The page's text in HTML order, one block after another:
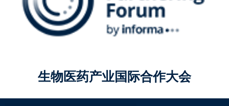
生物医药产业国际合作大会